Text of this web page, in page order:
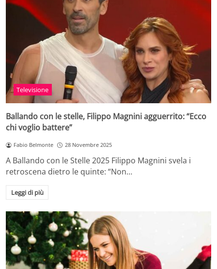
Televisione
Ballando con le stelle, Filippo Magnini agguerrito: “Ecco
chi voglio battere”
Fabio Belmonte 28 Novembre 2025
A Ballando con le Stelle 2025 Filippo Magnini svela i
retroscena dietro le quinte: “Non…
Leggi di più